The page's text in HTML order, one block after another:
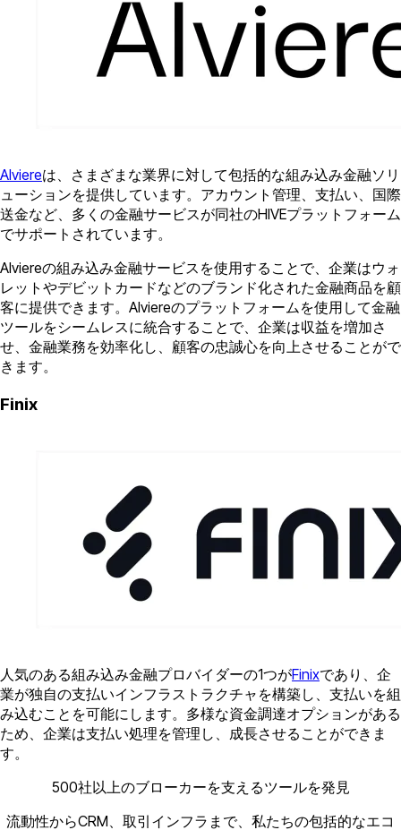
Alviereは、さまざまな業界に対して包括的な組み込み金融ソリ
ューションを提供しています。アカウント管理、支払い、国際
送金など、多くの金融サービスが同社のHIVEプラットフォーム
でサポートされています。
Alviereの組み込み金融サービスを使用することで、企業はウォ
レットやデビットカードなどのブランド化された金融商品を顧
客に提供できます。Alviereのプラットフォームを使用して金融
ツールをシームレスに統合することで、企業は収益を増加さ
せ、金融業務を効率化し、顧客の忠誠心を向上させることがで
きます。
Finix
人気のある組み込み金融プロバイダーの1つがFinixであり、企
業が独自の支払いインフラストラクチャを構築し、支払いを組
み込むことを可能にします。多様な資金調達オプションがある
ため、企業は支払い処理を管理し、成長させることができま
す。
500社以上のブローカーを支えるツールを発見
流動性からCRM、取引インフラまで、私たちの包括的なエコ